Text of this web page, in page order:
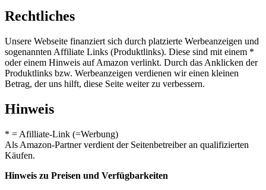
Rechtliches
Unsere Webseite finanziert sich durch platzierte Werbeanzeigen und
sogenannten Affiliate Links (Produktlinks). Diese sind mit einem *
oder einem Hinweis auf Amazon verlinkt. Durch das Anklicken der
Produktlinks bzw. Werbeanzeigen verdienen wir einen kleinen
Betrag, der uns hilft, diese Seite weiter zu verbessern.
Hinweis
* = Afilliate-Link (=Werbung)
Als Amazon-Partner verdient der Seitenbetreiber an qualifizierten
Käufen.
Hinweis zu Preisen und Verfügbarkeiten